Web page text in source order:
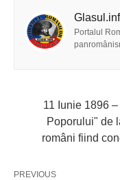
Portalul
11 Iunie 1896
Poporului" de
români fiind
PREVIOUS